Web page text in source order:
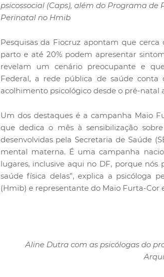
psicossocial (Caps), além do Programa
Perinatal no Hmib
Pesquisas da Fiocruz apontam que
parto e até 20% podem apresentar
revelam um cenário preocupante e
Federal, a rede pública de saúde conta
acolhimento psicológico desde o pré-natal
Um dos destaques é a campanha Maio
que dedica o mês à sensibilização
desenvolvidas pela Secretaria de Saúde
mental materna. É uma campanha
lugares, inclusive aqui no DF, porque
saúde física delas”, explica a psicóloga
(Hmib) e representante do Maio Furta-Cor
Aline Dutra com as psicólogas do